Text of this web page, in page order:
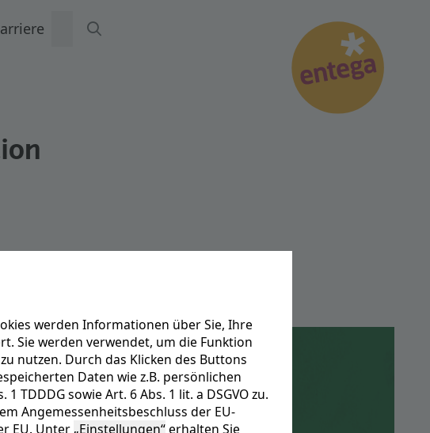
werden Informationen über Sie, Ihre
Sie werden verwendet, um die Funktion
nutzen. Durch das Klicken des Buttons
Daten wie z.B. persönlichen
TDDDG sowie Art. 6 Abs. 1 lit. a DSGVO zu.
Angemessenheitsbeschluss der EU-
EU. Unter„Einstellungen“erhalten Sie